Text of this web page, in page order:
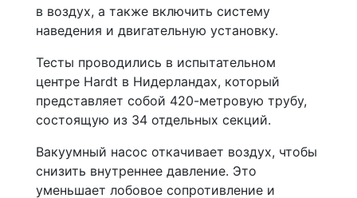
в воздух, а также включить систему
наведения и двигательную установку.
Тесты проводились в испытательном
центре Hardt в Нидерландах, который
представляет собой 420-метровую трубу,
состоящую из 34 отдельных секций.
Вакуумный насос откачивает воздух, чтобы
снизить внутреннее давление. Это
уменьшает лобовое сопротивление и